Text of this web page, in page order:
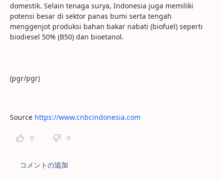
domestik. Selain tenaga surya, Indonesia juga memiliki
potensi besar di sektor panas bumi serta tengah
menggenjot produksi bahan bakar nabati (biofuel) seperti
biodiesel 50% (B50) dan bioetanol.
(pgr/pgr)
Source https://www.cnbcindonesia.com
0 0
ページコメント
コメントの追加